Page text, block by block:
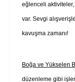
eğlenceli aktiviteler,
var. Sevgi
kavuşma zamanı!
Boğa ve Yükselen
düzenleme gibi